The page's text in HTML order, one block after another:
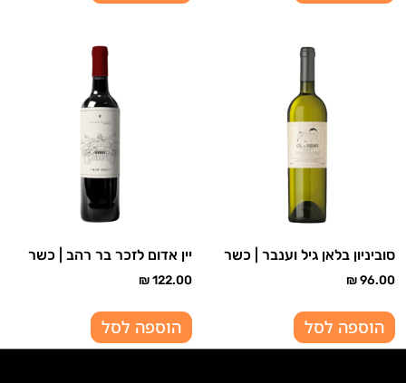
סוביניון בלאן גיל וענבר | כשר
₪96.00
הוספה לסל
יין אדום לזכר בר רהב | כשר
₪122.00
הוספה לסל